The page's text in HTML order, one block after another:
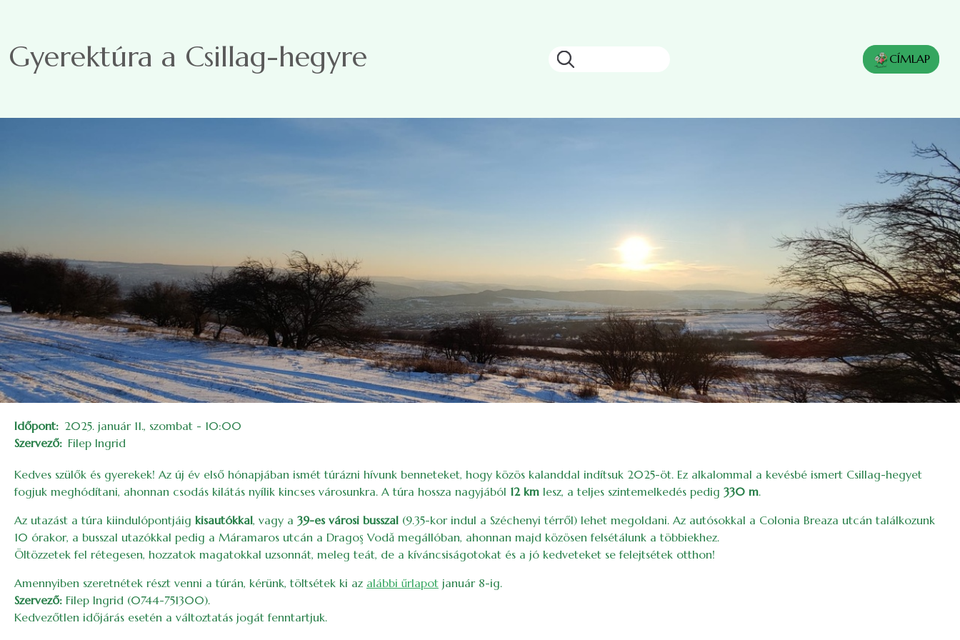
Gyerektúra a Csillag-hegyre CÍMLAP
Időpont
2025. január 11., szombat - 10:00
Szervező
Filep Ingrid
Kedves szülők és gyerekek! Az új év első hónapjában ismét túrázni hívunk benneteket, hogy közös kalanddal indítsuk 2025-öt. Ez alkalommal a kevésbé ismert Csillag-hegyet
fogjuk meghódítani, ahonnan csodás kilátás nyílik kincses városunkra. A túra hossza nagyjából 12 km lesz, a teljes szintemelkedés pedig 330 m.
Az utazást a túra kiindulópontjáig kisautókkal, vagy a 39-es városi busszal (9.35-kor indul a Széchenyi térről) lehet megoldani. Az autósokkal a Colonia Breaza utcán találkozunk
10 órakor, a busszal utazókkal pedig a Máramaros utcán a Dragoş Vodă megállóban, ahonnan majd közösen felsétálunk a többiekhez.
Öltözzetek fel rétegesen, hozzatok magatokkal uzsonnát, meleg teát, de a kíváncsiságotokat és a jó kedveteket se felejtsétek otthon!
Amennyiben szeretnétek részt venni a túrán, kérünk, töltsétek ki az alábbi űrlapot január 8-ig.
Szervező: Filep Ingrid (0744-751300).
Kedvezőtlen időjárás esetén a változtatás jogát fenntartjuk.